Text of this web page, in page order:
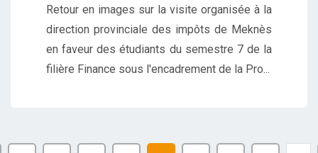
Retour en images sur la visite organisée à la
direction provinciale des impôts de Meknès
en faveur des étudiants du semestre 7 de la
filière Finance sous l'encadrement de la Pro...